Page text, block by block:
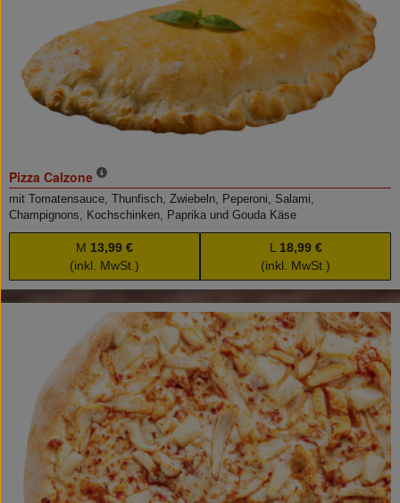
Pizza Calzone
mit Tomatensauce, Thunfisch, Zwiebeln, Peperoni, Salami,
Champignons, Kochschinken, Paprika und Gouda Käse
M 13,99 €
(inkl. MwSt.)
L 18,99 €
(inkl. MwSt.)